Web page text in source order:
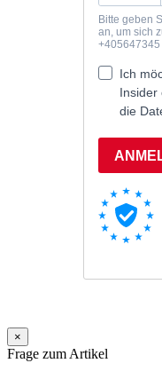
×
Frage zum Artikel